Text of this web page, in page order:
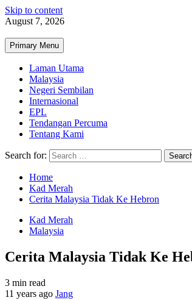
Skip to content
August 7, 2026
Primary Menu
Laman Utama
Malaysia
Negeri Sembilan
Internasional
EPL
Tendangan Percuma
Tentang Kami
Search for:
Home
Kad Merah
Cerita Malaysia Tidak Ke Hebron
Kad Merah
Malaysia
Cerita Malaysia Tidak Ke
3 min read
11 years ago Jang